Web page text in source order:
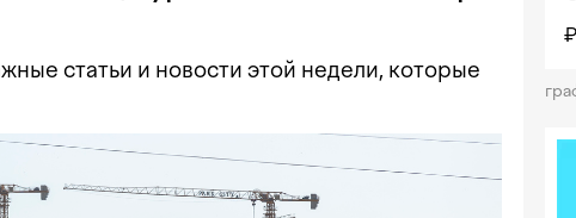
статьи и новости этой недели, которые